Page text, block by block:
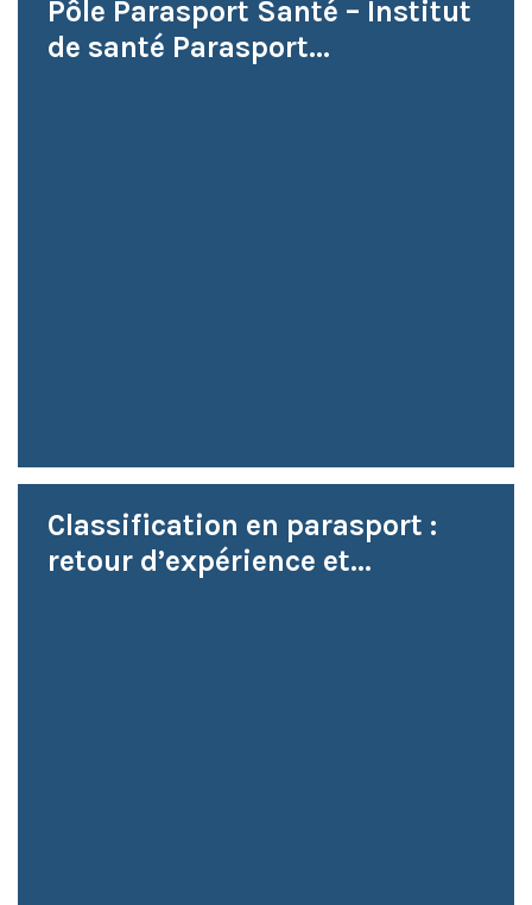
Pôle Parasport Santé – Institut
de santé Parasport...
Classification en parasport :
retour d’expérience et...